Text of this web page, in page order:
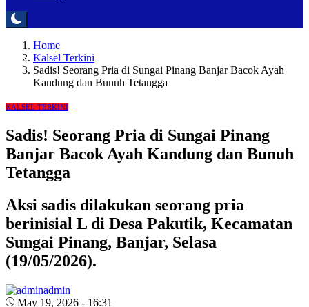
Home
Kalsel Terkini
Sadis! Seorang Pria di Sungai Pinang Banjar Bacok Ayah
Kandung dan Bunuh Tetangga
KALSEL TERKINI
Sadis! Seorang Pria di Sungai Pinang
Banjar Bacok Ayah Kandung dan Bunuh
Tetangga
Aksi sadis dilakukan seorang pria
berinisial L di Desa Pakutik, Kecamatan
Sungai Pinang, Banjar, Selasa
(19/05/2026).
admin
May 19, 2026 - 16:31